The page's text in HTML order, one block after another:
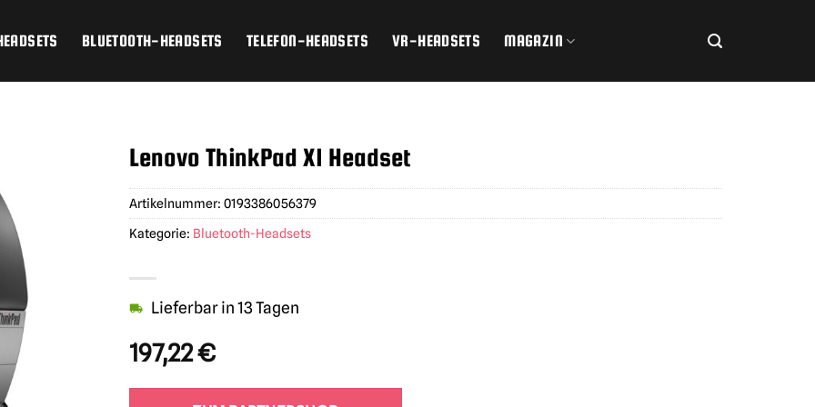
BLUETOOTH-HEADSETS TELEFON-HEADSETS VR-HEADSETS MAGAZIN
Lenovo ThinkPad X1 Headset
197,22€
Lieferbar in 13 Tagen
Artikelnummer: 0193386056379
Kategorie: Bluetooth-Headsets